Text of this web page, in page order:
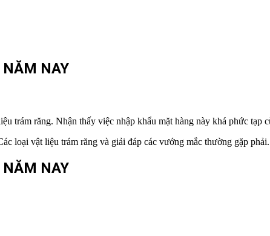
NĂM NAY
trám răng. Nhận thấy việc nhập khẩu mặt hàng này khá phức tạp
loại vật liệu trám răng và giải đáp các vướng mắc thường gặp phải.
NĂM NAY